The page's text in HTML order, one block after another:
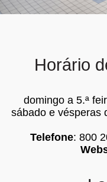
Horário
domingo a 5.ª
sábado e vésperas
Telefone: 800